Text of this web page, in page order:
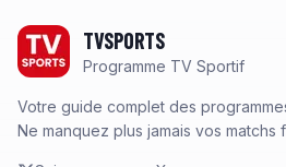
TVSPORTS
Programme TV Sportif
Votre guide complet des
Ne manquez plus jamais vos matchs